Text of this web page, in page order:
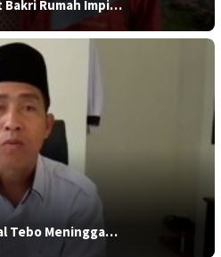
Bakri Rumah Impi…
Tebo Meningga…